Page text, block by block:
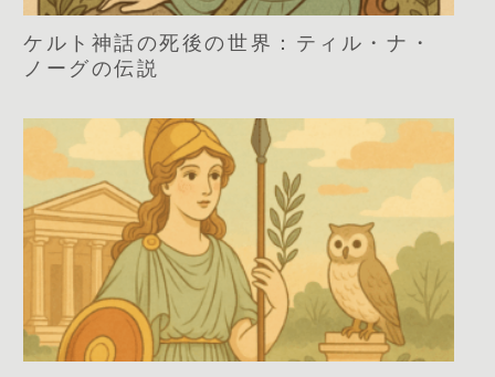
ケルト神話の死後の世界：ティル・ナ・
ノーグの伝説